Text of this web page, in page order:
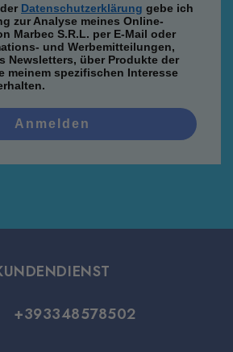
Datenschutzerklärung gebe ich
zur Analyse meines Online-
Marbec S.R.L. per E-Mail oder
und Werbemitteilungen,
Newsletters, über Produkte der
meinem spezifischen Interesse
Anmelden
+393348578502